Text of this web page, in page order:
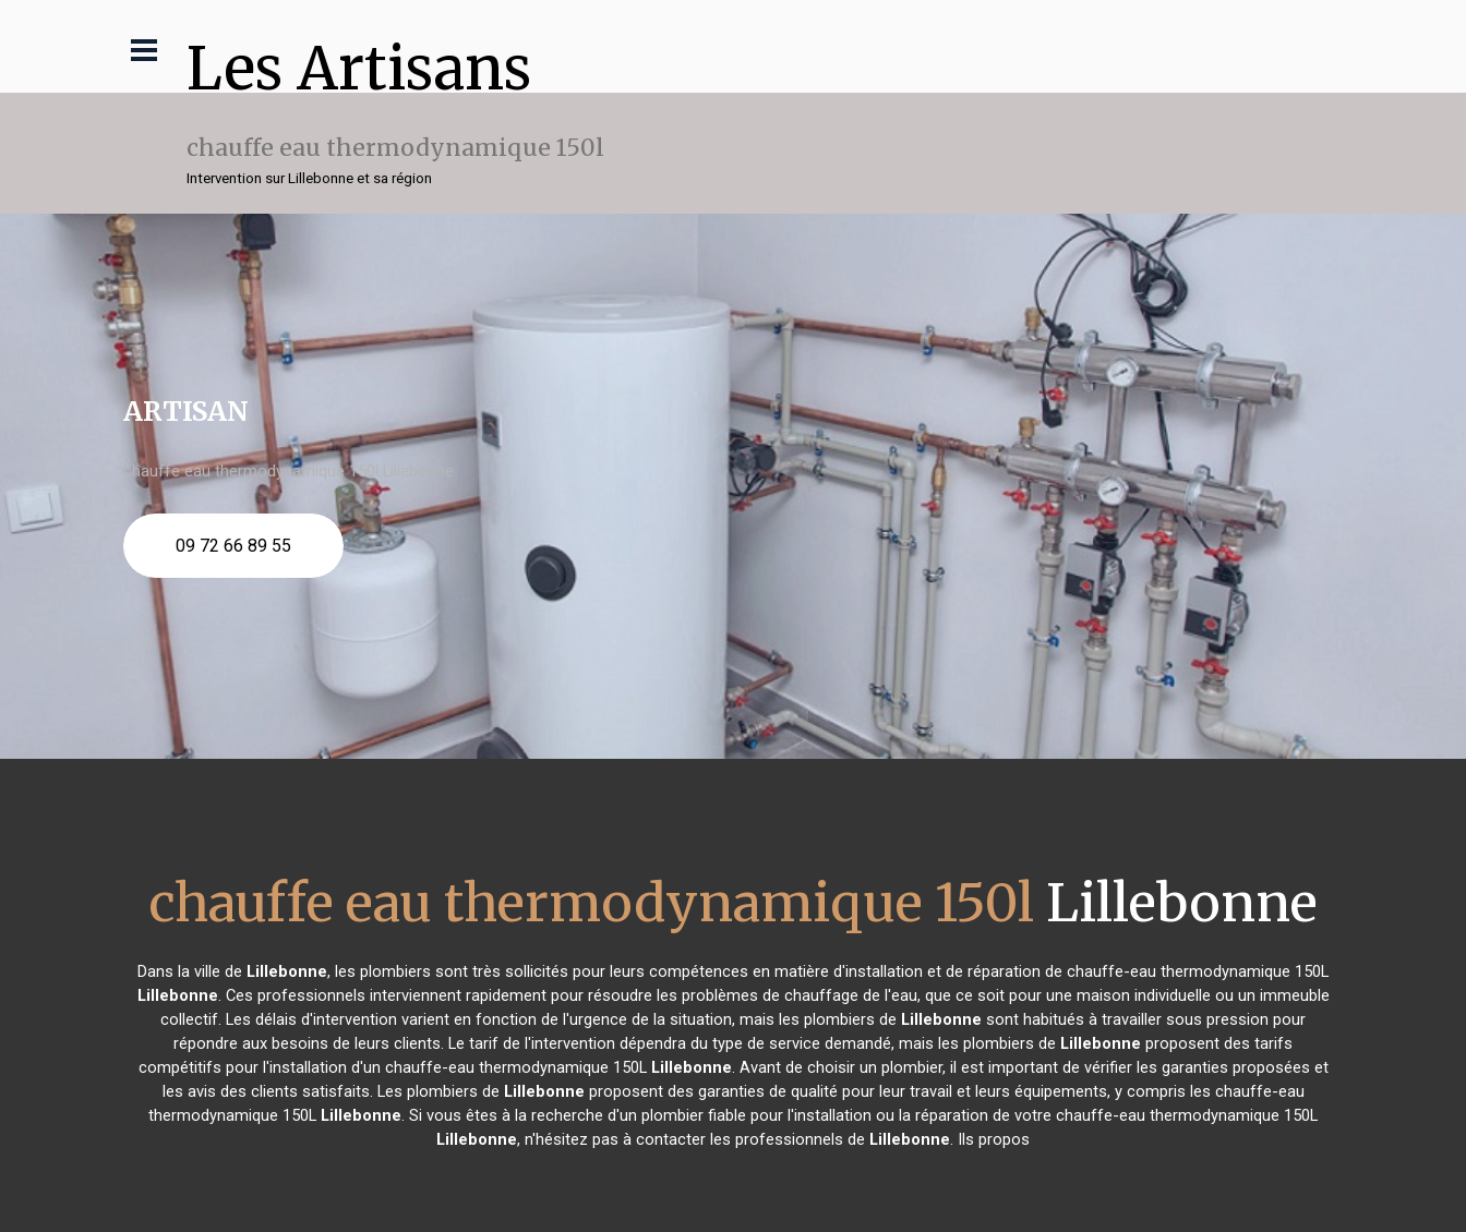
Les Artisans
chauffe eau thermodynamique 150l
Intervention sur Lillebonne et sa région
ARTISAN
chauffe eau thermodynamique 150l Lillebonne
09 72 66 89 55
chauffe eau thermodynamique 150l Lillebonne
Dans la ville de Lillebonne, les plombiers sont très sollicités pour leurs compétences en matière d'installation et de réparation de chauffe-eau thermodynamique 150L
Lillebonne. Ces professionnels interviennent rapidement pour résoudre les problèmes de chauffage de l'eau, que ce soit pour une maison individuelle ou un immeuble
collectif. Les délais d'intervention varient en fonction de l'urgence de la situation, mais les plombiers de Lillebonne sont habitués à travailler sous pression pour
répondre aux besoins de leurs clients. Le tarif de l'intervention dépendra du type de service demandé, mais les plombiers de Lillebonne proposent des tarifs
compétitifs pour l'installation d'un chauffe-eau thermodynamique 150L Lillebonne. Avant de choisir un plombier, il est important de vérifier les garanties proposées et
les avis des clients satisfaits. Les plombiers de Lillebonne proposent des garanties de qualité pour leur travail et leurs équipements, y compris les chauffe-eau
thermodynamique 150L Lillebonne. Si vous êtes à la recherche d'un plombier fiable pour l'installation ou la réparation de votre chauffe-eau thermodynamique 150L
Lillebonne, n'hésitez pas à contacter les professionnels de Lillebonne. Ils propos